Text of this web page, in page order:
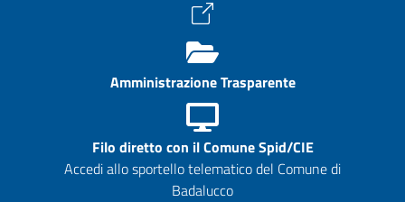
Amministrazione Trasparente
Filo diretto con il Comune Spid/CIE
Accedi allo sportello telematico del Comune di
Badalucco